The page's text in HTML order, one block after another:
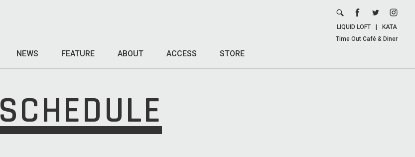
NEWS FEATURE ABOUT ACCESS STORE
LIQUID LOFT
KATA
Time Out Café & Diner
SCHEDULE